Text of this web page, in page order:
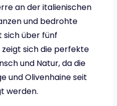
an der italienischen
und bedrohte
über fünf
sich die perfekte
und Natur, da die
und Olivenhaine seit
werden.